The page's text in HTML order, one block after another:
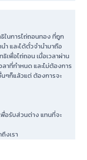
นการไถ่ถอนทอง ที่ถูก
ำ และได้ตั๋วจำนำมาถือ
เพื่อไถ่ถอน เมื่อเวลาผ่าน
าที่กำหนด และไม่ต้องการ
ๆก็แล้วแต่ ต้องการจะ
พื่อรับส่วนต่าง แทนที่จะ
งเรา